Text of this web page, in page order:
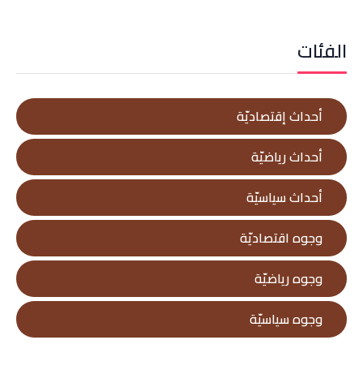
الفئات
أحداث إقتصاديّة
أحداث رياضيّة
أحداث سياسيّة
وجوه اقتصاديّة
وجوه رياضيّة
وجوه سياسيّة